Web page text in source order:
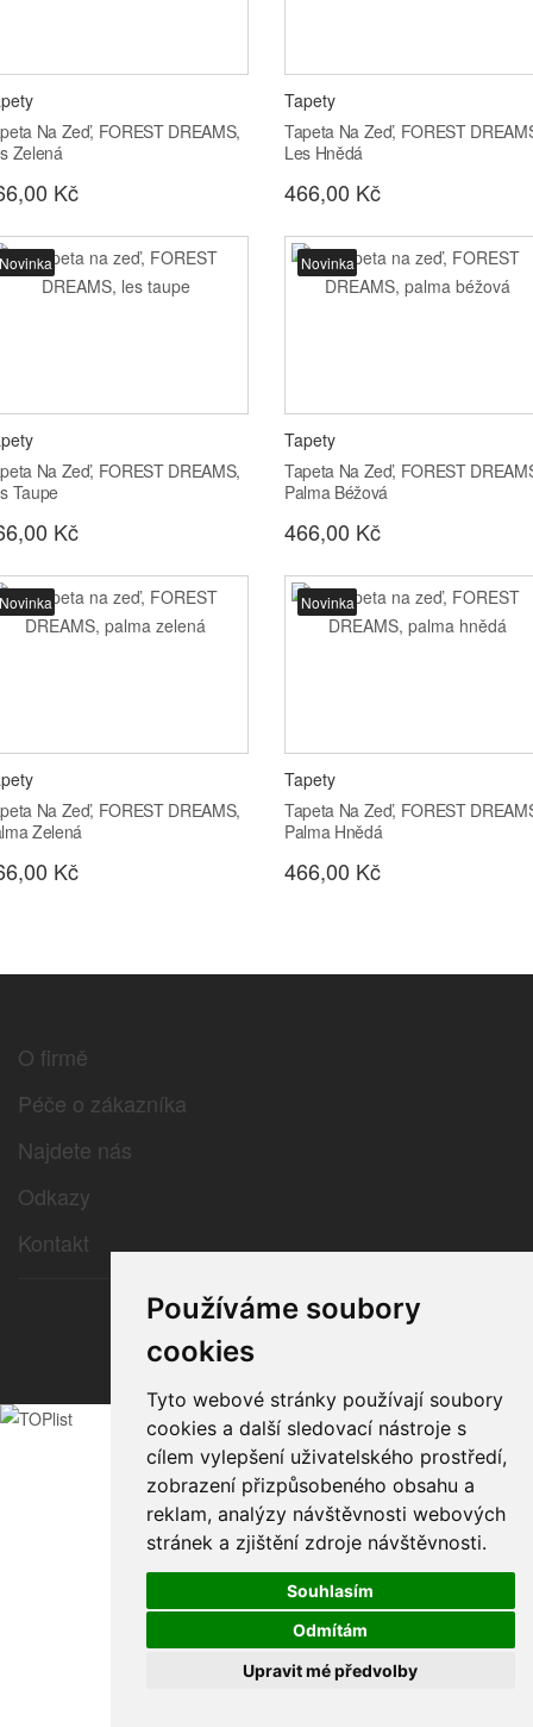
Používáme soubory
cookies
Tyto webové stránky používají soubory
cookies a další sledovací nástroje s
cílem vylepšení uživatelského prostředí,
zobrazení přizpůsobeného obsahu a
reklam, analýzy návštěvnosti webových
stránek a zjištění zdroje návštěvnosti.
Souhlasím
Odmítám
Upravit mé předvolby
Na Zeď, FOREST DREAMS,
Zelená
Kč
Tapety
Tapeta Na Zeď, FOREST
Les Hnědá
466,00 Kč
Na Zeď, FOREST DREAMS,
Taupe
Kč
Novinka
Tapety
Tapeta Na Zeď, FOREST
Palma Béžová
466,00 Kč
Na Zeď, FOREST DREAMS,
Zelená
Kč
Novinka
Tapety
Tapeta Na Zeď, FOREST
Palma Hnědá
466,00 Kč
O firmě
Péče o zákazníka
Najdete nás
Odkazy
Kontakt
© 2026 e-color.cz